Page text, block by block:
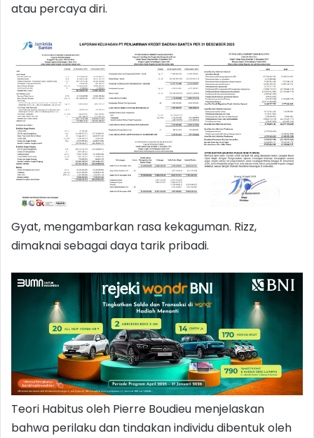
atau percaya diri.
Gyat, mengambarkan rasa kekaguman. Rizz,
dimaknai sebagai daya tarik pribadi.
Teori Habitus oleh Pierre Boudieu menjelaskan
bahwa perilaku dan tindakan individu dibentuk oleh